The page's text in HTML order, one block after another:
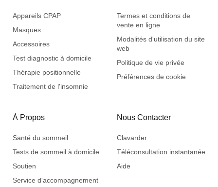
Appareils CPAP
Masques
Accessoires
Test diagnostic à domicile
Thérapie positionnelle
Traitement de l'insomnie
Termes et conditions de
vente en ligne
Modalités d'utilisation du site
web
Politique de vie privée
Préférences de cookie
À Propos
Santé du sommeil
Tests de sommeil à domicile
Soutien
Service d'accompagnement
Nous Contacter
Clavarder
Téléconsultation instantanée
Aide